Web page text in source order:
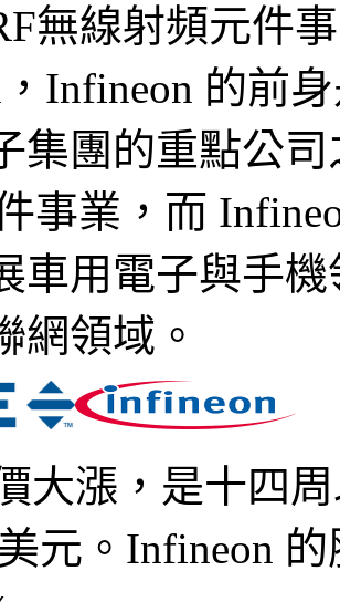
無線射頻元件
Infineon 的前
集團的重點公
事業，而
車用電子與手
網領域。
大漲，是十四
元。Infineon